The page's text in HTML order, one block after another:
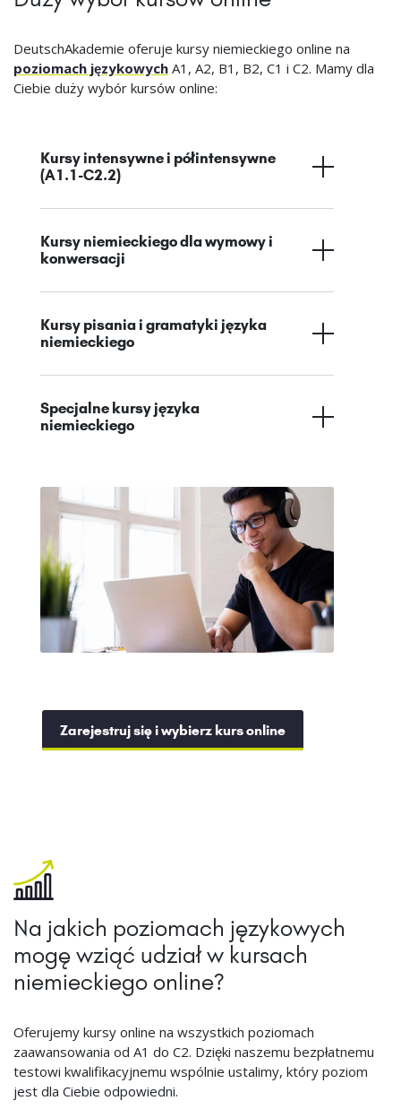
DeutschAkademie oferuje kursy niemieckiego online na
poziomach językowych A1, A2, B1, B2, C1 i C2. Mamy dla
Ciebie duży wybór kursów online:
Kursy intensywne i półintensywne
(A1.1-C2.2)
Kursy niemieckiego dla wymowy i
konwersacji
Kursy pisania i gramatyki języka
niemieckiego
Specjalne kursy języka
niemieckiego
Zarejestruj się i wybierz kurs online
Na jakich poziomach językowych
mogę wziąć udział w kursach
niemieckiego online?
Oferujemy kursy online na wszystkich poziomach
zaawansowania od A1 do C2. Dzięki naszemu bezpłatnemu
testowi kwalifikacyjnemu wspólnie ustalimy, który poziom
jest dla Ciebie odpowiedni.